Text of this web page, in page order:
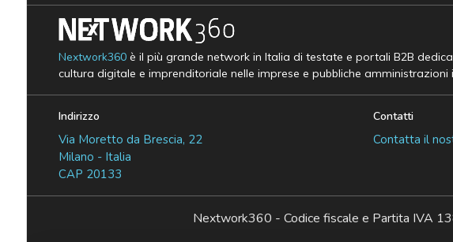
Nextwork360è il più grande network in Italia di testate e portali B2B
cultura digitale e imprenditoriale nelle imprese e pubbliche amministrazioni
Indirizzo
Via Moretto da Brescia, 22
Milano - Italia
CAP 20133
Contatti
Contatta il
Nextwork360 - Codice fiscale e Partita IVA